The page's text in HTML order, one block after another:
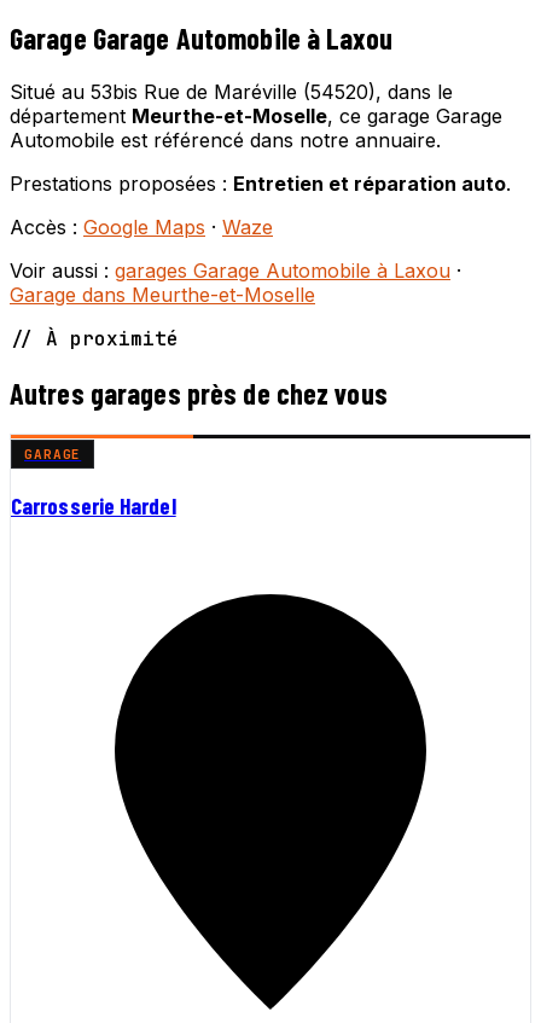
Garage Garage Automobile à Laxou
Situé au 53bis Rue de Maréville (54520), dans le
département Meurthe-et-Moselle, ce garage Garage
Automobile est référencé dans notre annuaire.
Prestations proposées : Entretien et réparation auto.
Accès : Google Maps · Waze
Voir aussi : garages Garage Automobile à Laxou ·
Garage dans Meurthe-et-Moselle
// À proximité
Autres garages près de chez vous
GARAGE
Carrosserie Hardel